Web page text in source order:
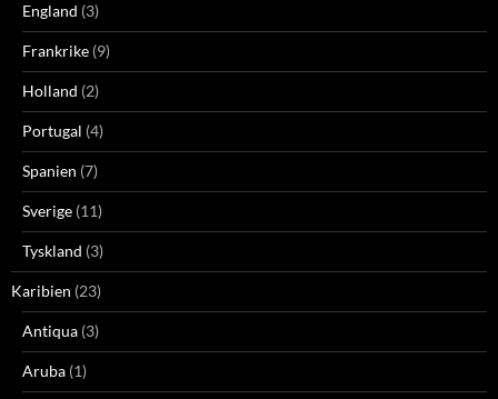
England (3)
Frankrike (9)
Holland (2)
Portugal (4)
Spanien (7)
Sverige (11)
Tyskland (3)
Karibien (23)
Antiqua (3)
Aruba (1)